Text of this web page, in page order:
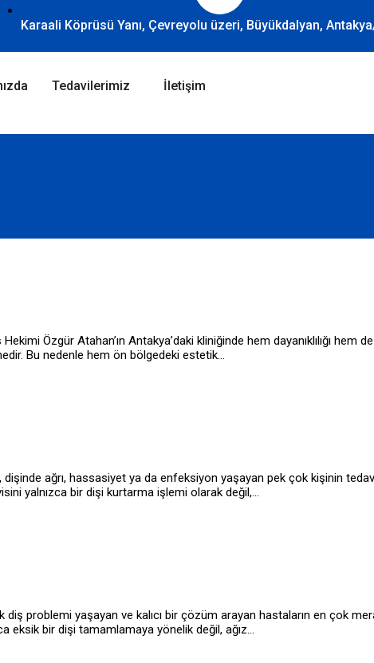
Karaali Köprüsü Yanı, Çevreyolu üzeri, Büyükdalyan,
Tedavilerimiz İletişim
Özgür Atahan’ın Antakya’daki kliniğinde hem dayanıklılığı
Bu nedenle hem ön bölgedeki estetik…
ağrı, hassasiyet ya da enfeksiyon yaşayan pek çok kişinin
yalnızca bir dişi kurtarma işlemi olarak değil,…
diş problemi yaşayan ve kalıcı bir çözüm arayan hastaların en çok
eksik bir dişi tamamlamaya yönelik değil, ağız…